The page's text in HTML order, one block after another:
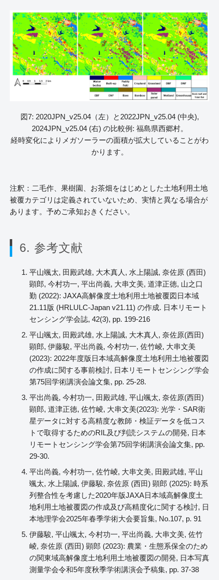
図7: 2020JPN_v25.04（左）と2022JPN_v25.04 (中央),
2024JPN_v25.04 (右) の比較例: 福島県西郷村。
経時変化によりメガソーラーの面積が拡大していることがわ
かります。
注釈：二毛作、果樹園、お茶畑をはじめとした土地利用土地
被覆カテゴリは定義されていないため、実情と異なる場合が
あります。予めご承知おきください。
6. 参考文献
平山颯太, 田殿武雄, 大木真人, 水上陽誠, 奈佐原 (西田)
顕郎, 今村功一, 平出尚義, 大串文美, 道津正徳, 山之口
勤 (2022): JAXA高解像度土地利用土地被覆図日本域
21.11版 (HRLULC-Japan v21.11) の作成. 日本リモート
センシング学会誌, 42(3), pp. 199-216
平山颯太, 田殿武雄, 水上陽誠, 大木真人, 奈佐原(西田)
顕郎, 伊藤駿, 平出尚義, 今村功一, 佐竹崚, 大串文美
(2023): 2022年度版日本域高解像度土地利用土地被覆図
の作成に関する事前検討, 日本リモートセンシング学会
第75回学術講演会論文集, pp. 25-28.
平出尚義, 今村功一, 田殿武雄, 平山颯太, 奈佐原(西田)
顕郎, 道津正徳, 佐竹崚, 大串文美(2023): 光学・SAR衛
星データに対する高精度な教師・検証データを低コス
トで取得するためのRIL及び判読システムの開発, 日本
リモートセンシング学会第75回学術講演会論文集, pp.
29-30.
平出尚義, 今村功一, 佐竹崚, 大串文美, 田殿武雄, 平山
颯太, 水上陽誠, 伊藤駿, 奈佐原 (西田) 顕郎 (2025): 時系
列整合性を考慮した2020年版JAXA日本域高解像度土
地利用土地被覆図の作成及び高精度化に関する検討, 日
本地理学会2025年春季学術大会要旨集, No.107, p. 91
伊藤駿, 平山颯太, 今村功一, 平出尚義, 大串文美, 佐竹
崚, 奈佐原 (西田) 顕郎 (2023): 農業・生態系保全のため
の関東域高解像度土地利用土地被覆図の開発, 日本写真
測量学会令和5年度秋季学術講演会予稿集, pp. 37-38